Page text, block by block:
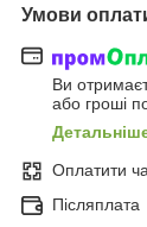
Умови
Ви
або гроші
Оплатити
Післяплата